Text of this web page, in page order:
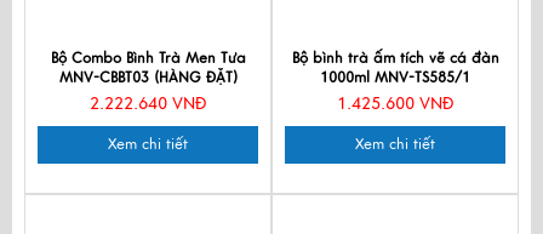
Bộ Combo Bình Trà Men Tưa
MNV-CBBT03 (HÀNG ĐẶT)
2.222.640 VNĐ
Xem chi tiết
Bộ bình trà ấm tích vẽ cá đàn
1000ml MNV-TS585/1
1.425.600 VNĐ
Xem chi tiết